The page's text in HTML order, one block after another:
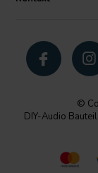
©
DIY-Audio